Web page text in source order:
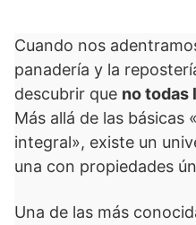
Cuando nos
panadería y la
descubrir que no todas
Más allá de las básicas
integral», existe un
una con propiedades
Una de las más